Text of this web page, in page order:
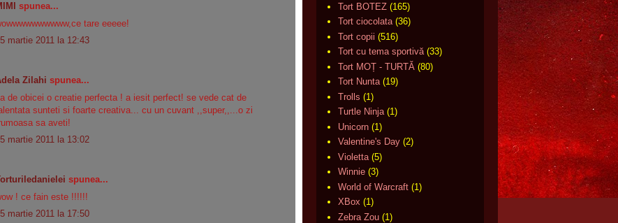
spunea...
tare eeeee!
martie 2011 la 12:43
Zilahi spunea...
de obicei o creatie perfecta ! a iesit perfect! se vede cat de
sunteti si foarte creativa... cu un cuvant ,,super,,...o zi
sa aveti!
martie 2011 la 13:02
spunea...
! ce fain este !!!!!!
martie 2011 la 17:50
Tort BOTEZ (165)
Tort ciocolata (36)
Tort copii (516)
Tort cu tema sportivă (33)
Tort MOȚ - TURTĂ (80)
Tort Nunta (19)
Trolls (1)
Turtle Ninja (1)
Unicorn (1)
Valentine's Day (2)
Violetta (5)
Winnie (3)
World of Warcraft (1)
XBox (1)
Zebra Zou (1)